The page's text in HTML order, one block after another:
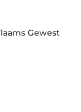
Gewest